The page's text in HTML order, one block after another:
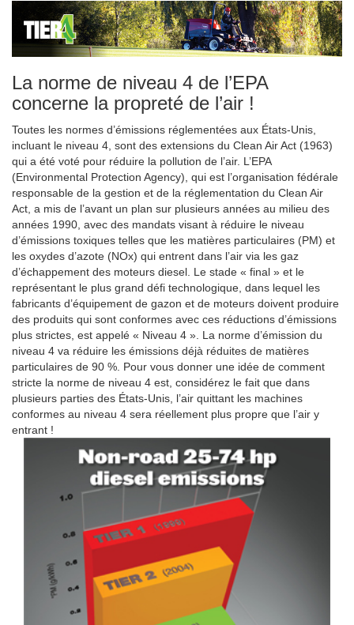
La norme de niveau 4 de l’EPA
concerne la propreté de l’air !
Toutes les normes d’émissions réglementées aux États-Unis,
incluant le niveau 4, sont des extensions du Clean Air Act (1963)
qui a été voté pour réduire la pollution de l’air. L’EPA
(Environmental Protection Agency), qui est l’organisation fédérale
responsable de la gestion et de la réglementation du Clean Air
Act, a mis de l’avant un plan sur plusieurs années au milieu des
années 1990, avec des mandats visant à réduire le niveau
d’émissions toxiques telles que les matières particulaires (PM) et
les oxydes d’azote (NOx) qui entrent dans l’air via les gaz
d’échappement des moteurs diesel. Le stade « final » et le
représentant le plus grand défi technologique, dans lequel les
fabricants d’équipement de gazon et de moteurs doivent produire
des produits qui sont conformes avec ces réductions d’émissions
plus strictes, est appelé « Niveau 4 ». La norme d’émission du
niveau 4 va réduire les émissions déjà réduites de matières
particulaires de 90 %. Pour vous donner une idée de comment
stricte la norme de niveau 4 est, considérez le fait que dans
plusieurs parties des États-Unis, l’air quittant les machines
conformes au niveau 4 sera réellement plus propre que l’air y
entrant !